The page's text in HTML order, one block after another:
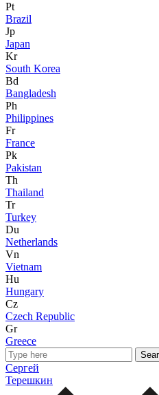
Pt
Brazil
Jp
Japan
Kr
South Korea
Bd
Bangladesh
Ph
Philippines
Fr
France
Pk
Pakistan
Th
Thailand
Tr
Turkey
Du
Netherlands
Vn
Vietnam
Hu
Hungary
Cz
Czech Republic
Gr
Greece
Сергей
Терешкин